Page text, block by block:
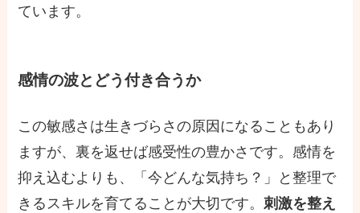
ています。
感情の波とどう付き合うか
この敏感さは生きづらさの原因になることもあり
ますが、裏を返せば感受性の豊かさです。感情を
抑え込むよりも、「今どんな気持ち？」と整理で
きるスキルを育てることが大切です。刺激を整え